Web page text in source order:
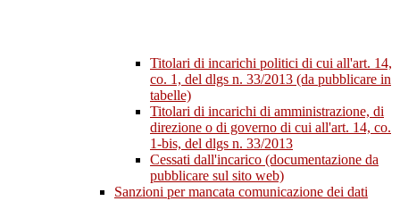
Titolari di incarichi politici di cui all'art. 14,
co. 1, del dlgs n. 33/2013 (da pubblicare in
tabelle)
Titolari di incarichi di amministrazione, di
direzione o di governo di cui all'art. 14, co.
1-bis, del dlgs n. 33/2013
Cessati dall'incarico (documentazione da
pubblicare sul sito web)
Sanzioni per mancata comunicazione dei dati